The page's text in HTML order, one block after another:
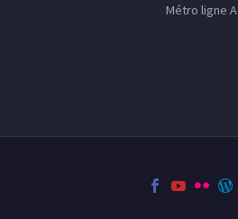
Métro ligne A